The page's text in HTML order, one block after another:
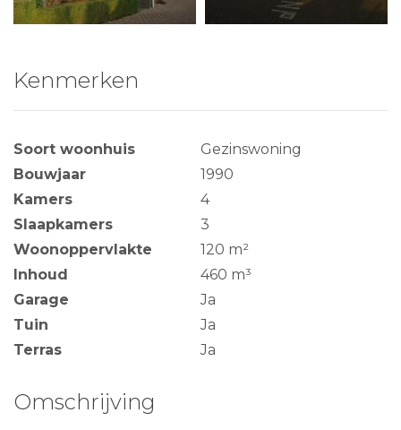
Kenmerken
Soort woonhuis
Gezinswoning
Bouwjaar
1990
Kamers
4
Slaapkamers
3
Woonoppervlakte
120 m²
Inhoud
460 m³
Garage
Ja
Tuin
Ja
Terras
Ja
Omschrijving